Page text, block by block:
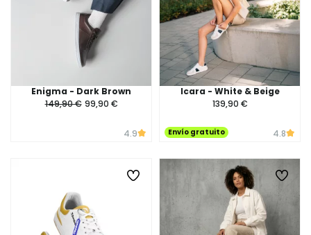
Enigma - Dark Brown
149,90 € 99,90 €
4.9
Icara - White & Beige
139,90 €
Envío gratuito 4.8